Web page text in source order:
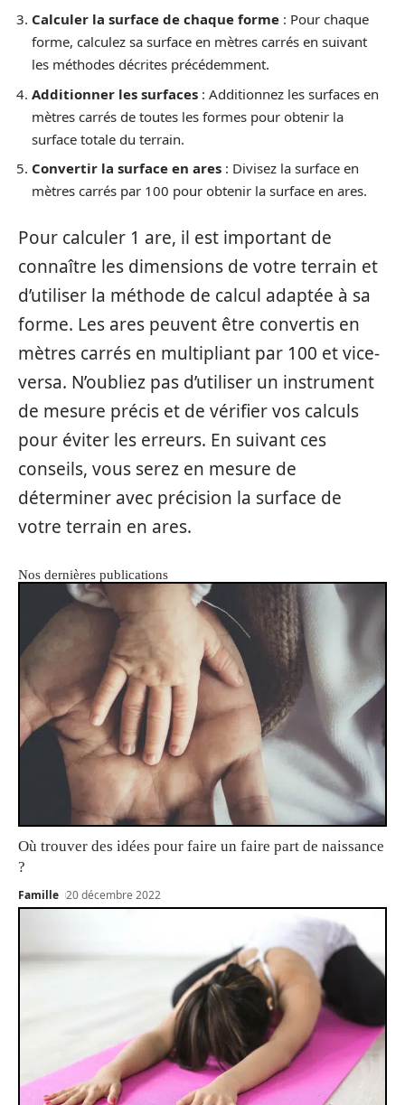
Calculer la surface de chaque forme : Pour chaque
forme, calculez sa surface en mètres carrés en suivant
les méthodes décrites précédemment.
Additionner les surfaces : Additionnez les surfaces en
mètres carrés de toutes les formes pour obtenir la
surface totale du terrain.
Convertir la surface en ares : Divisez la surface en
mètres carrés par 100 pour obtenir la surface en ares.
Pour calculer 1 are, il est important de
connaître les dimensions de votre terrain et
d’utiliser la méthode de calcul adaptée à sa
forme. Les ares peuvent être convertis en
mètres carrés en multipliant par 100 et vice-
versa. N’oubliez pas d’utiliser un instrument
de mesure précis et de vérifier vos calculs
pour éviter les erreurs. En suivant ces
conseils, vous serez en mesure de
déterminer avec précision la surface de
votre terrain en ares.
Nos dernières publications
Où trouver des idées pour faire un faire part de naissance
?
Famille 20 décembre 2022